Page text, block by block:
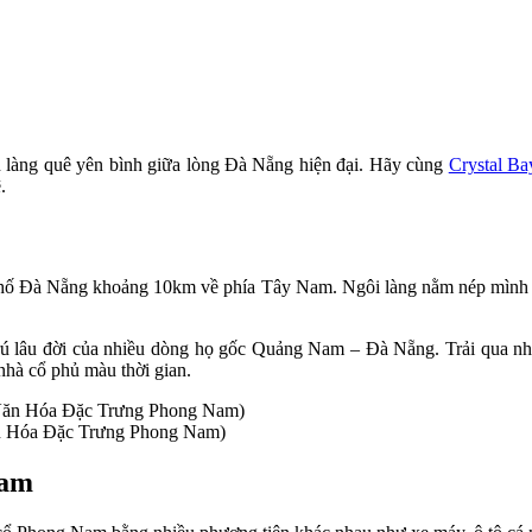
quê yên bình giữa lòng Đà Nẵng hiện đại. Hãy cùng Crystal
Đà Nẵng khoảng 10km về phía Tây Nam. Ngôi làng nằm nép
đời của nhiều dòng họ gốc Quảng Nam – Đà Nẵng. Trải qua
cổ phủ màu thời gian.
Đặc Trưng Phong Nam)